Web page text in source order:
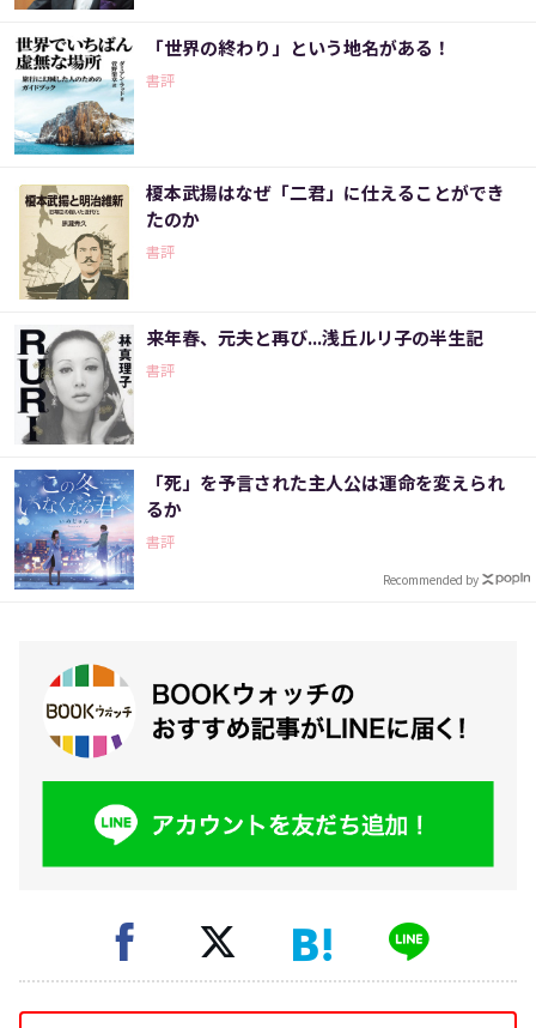
「世界の終わり」という地名がある！
書評
榎本武揚はなぜ「二君」に仕えることができ
たのか
書評
来年春、元夫と再び...浅丘ルリ子の半生記
書評
「死」を予言された主人公は運命を変えられ
るか
書評
Recommended by